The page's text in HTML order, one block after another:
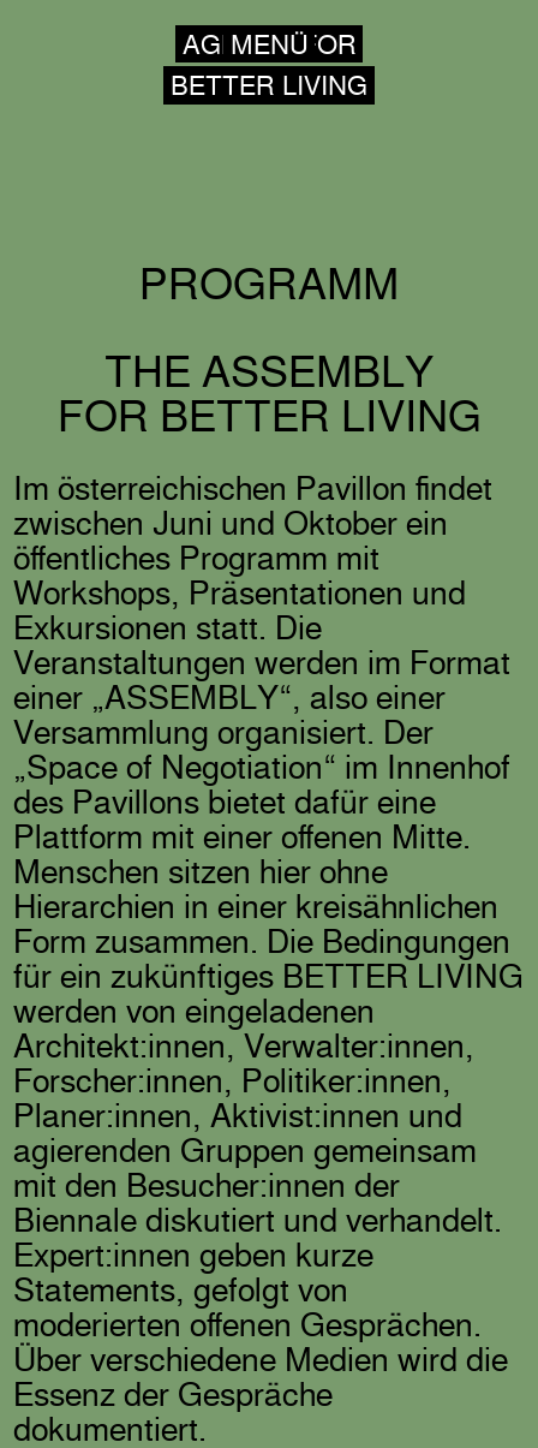
AGENCY FOR
BETTER LIVING
MENÜ
MENÜ ÖFFNEN
PROGRAMM
THE ASSEMBLY
FOR BETTER LIVING
Im österreichischen Pavillon findet
zwischen Juni und Oktober ein
öffentliches Programm mit
Workshops, Präsentationen und
Exkursionen statt. Die
Veranstaltungen werden im Format
einer „ASSEMBLY“, also einer
Versammlung organisiert. Der
„Space of Negotiation“ im Innenhof
des Pavillons bietet dafür eine
Plattform mit einer offenen Mitte.
Menschen sitzen hier ohne
Hierarchien in einer kreisähnlichen
Form zusammen. Die Bedingungen
für ein zukünftiges BETTER LIVING
werden von eingeladenen
Architekt:innen, Verwalter:innen,
Forscher:innen, Politiker:innen,
Planer:innen, Aktivist:innen und
agierenden Gruppen gemeinsam
mit den Besucher:innen der
Biennale diskutiert und verhandelt.
Expert:innen geben kurze
Statements, gefolgt von
moderierten offenen Gesprächen.
Über verschiedene Medien wird die
Essenz der Gespräche
dokumentiert.